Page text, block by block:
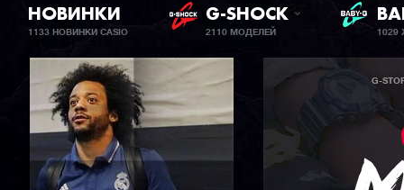
НОВИНКИ
1133 НОВИНКИ CASIO
G-SHOCK
2110 МОДЕЛЕЙ 1029
G-